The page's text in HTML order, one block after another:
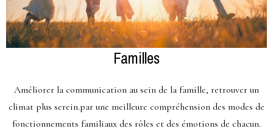
Familles
Améliorer la communication au sein de la famille, retrouver un
climat plus serein.par une meilleure compréhension des modes de
fonctionnements familiaux des rôles et des émotions de chacun.